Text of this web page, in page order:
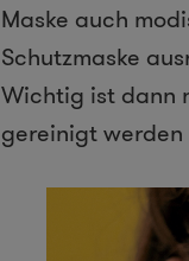
Maske auch
Schutzmaske
Wichtig ist dann
gereinigt werden